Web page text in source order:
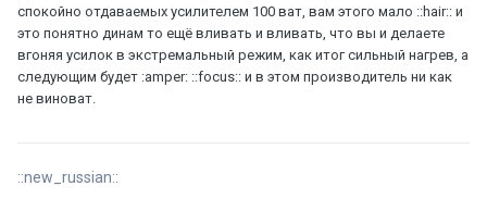
спокойно отдаваемых усилителем 100 ват, вам этого мало ::hair:: и
это понятно динам то ещё вливать и вливать, что вы и делаете
вгоняя усилок в экстремальный режим, как итог сильный нагрев, а
следующим будет :amper: ::focus:: и в этом производитель ни как
не виноват.
::new_russian::